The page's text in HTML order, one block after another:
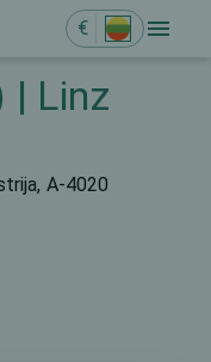
€
| Linz
A-4020